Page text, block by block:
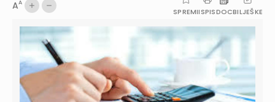
AA
SPREMIISPISDOCBILJEŠKE